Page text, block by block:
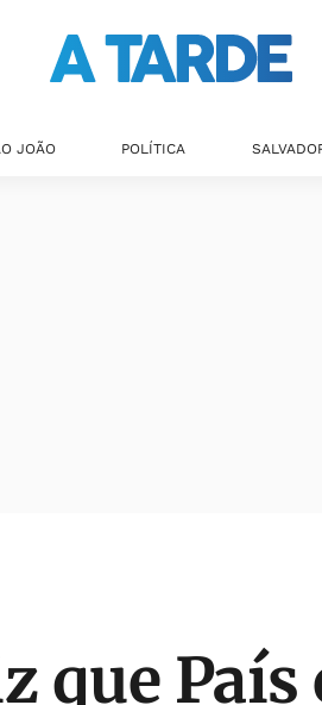
JOÃO POLÍTICA
que País